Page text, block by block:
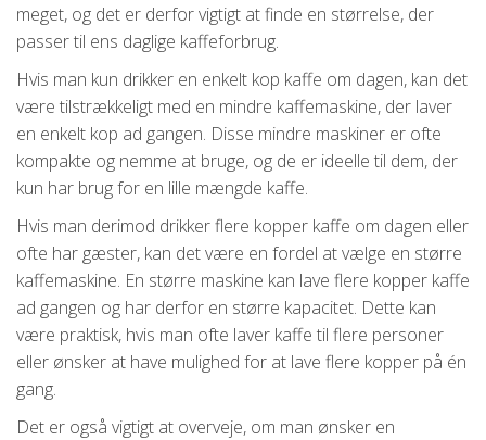
meget, og det er derfor vigtigt at finde en størrelse, der
passer til ens daglige kaffeforbrug.
Hvis man kun drikker en enkelt kop kaffe om dagen, kan det
være tilstrækkeligt med en mindre kaffemaskine, der laver
en enkelt kop ad gangen. Disse mindre maskiner er ofte
kompakte og nemme at bruge, og de er ideelle til dem, der
kun har brug for en lille mængde kaffe.
Hvis man derimod drikker flere kopper kaffe om dagen eller
ofte har gæster, kan det være en fordel at vælge en større
kaffemaskine. En større maskine kan lave flere kopper kaffe
ad gangen og har derfor en større kapacitet. Dette kan
være praktisk, hvis man ofte laver kaffe til flere personer
eller ønsker at have mulighed for at lave flere kopper på én
gang.
Det er også vigtigt at overveje, om man ønsker en